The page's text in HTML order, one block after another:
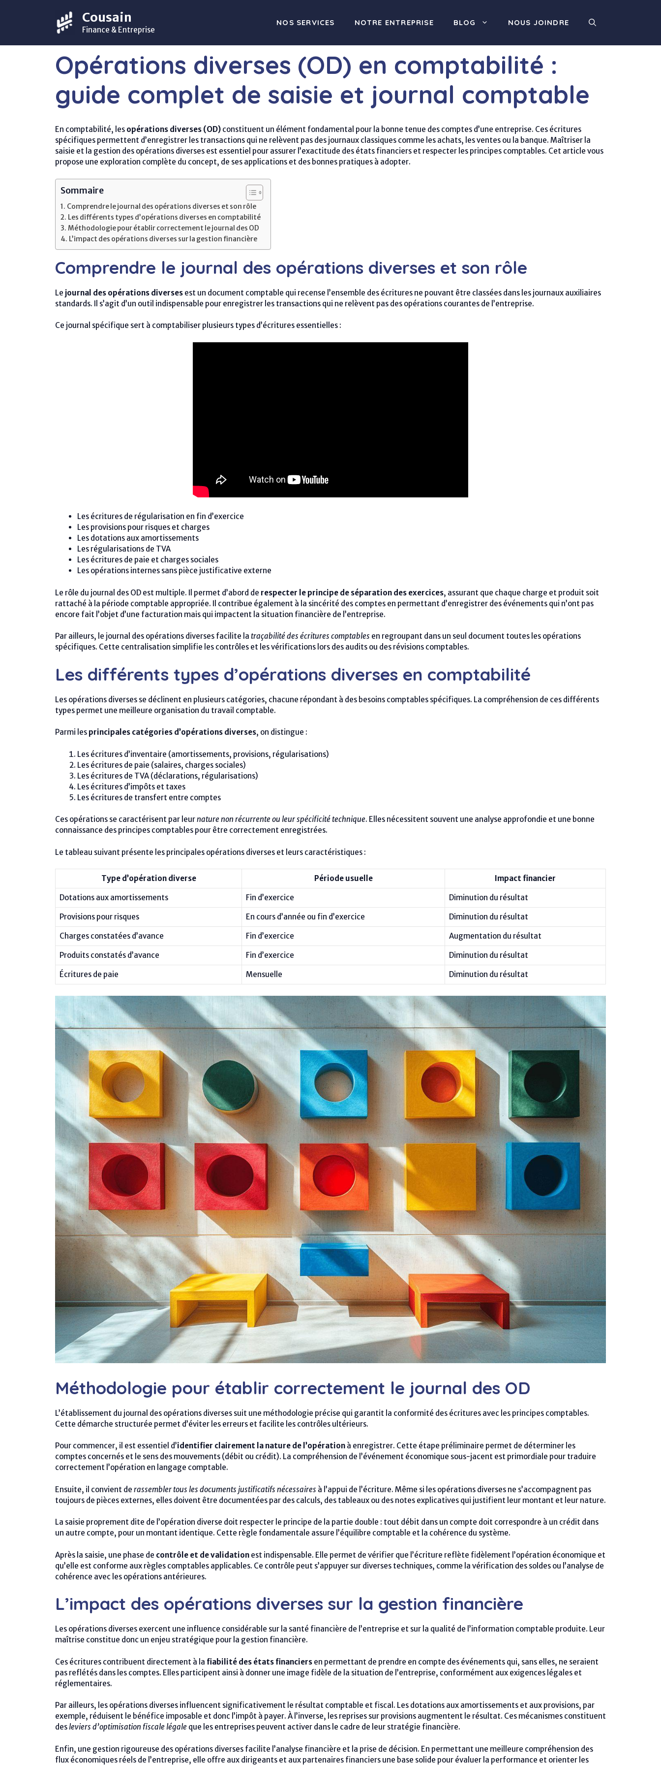
Cousain
Finance & Entreprise
NOS SERVICES NOTRE ENTREPRISE BLOG NOUS JOINDRE
Opérations diverses (OD) en comptabilité :
guide complet de saisie et journal comptable
En comptabilité, les opérations diverses (OD) constituent un élément fondamental pour la bonne tenue des comptes d’une entreprise. Ces écritures
spécifiques permettent d’enregistrer les transactions qui ne relèvent pas des journaux classiques comme les achats, les ventes ou la banque. Maîtriser la
saisie et la gestion des opérations diverses est essentiel pour assurer l’exactitude des états financiers et respecter les principes comptables. Cet article vous
propose une exploration complète du concept, de ses applications et des bonnes pratiques à adopter.
Sommaire
Comprendre le journal des opérations diverses et son rôle
Les différents types d’opérations diverses en comptabilité
Méthodologie pour établir correctement le journal des OD
L’impact des opérations diverses sur la gestion financière
Comprendre le journal des opérations diverses et son rôle
Le journal des opérations diverses est un document comptable qui recense l’ensemble des écritures ne pouvant être classées dans les journaux auxiliaires
standards. Il s’agit d’un outil indispensable pour enregistrer les transactions qui ne relèvent pas des opérations courantes de l’entreprise.
Ce journal spécifique sert à comptabiliser plusieurs types d’écritures essentielles :
Les écritures de régularisation en fin d’exercice
Les provisions pour risques et charges
Les dotations aux amortissements
Les régularisations de TVA
Les écritures de paie et charges sociales
Les opérations internes sans pièce justificative externe
Le rôle du journal des OD est multiple. Il permet d’abord de respecter le principe de séparation des exercices, assurant que chaque charge et produit soit
rattaché à la période comptable appropriée. Il contribue également à la sincérité des comptes en permettant d’enregistrer des événements qui n’ont pas
encore fait l’objet d’une facturation mais qui impactent la situation financière de l’entreprise.
Par ailleurs, le journal des opérations diverses facilite la traçabilité des écritures comptables en regroupant dans un seul document toutes les opérations
spécifiques. Cette centralisation simplifie les contrôles et les vérifications lors des audits ou des révisions comptables.
Les différents types d’opérations diverses en comptabilité
Les opérations diverses se déclinent en plusieurs catégories, chacune répondant à des besoins comptables spécifiques. La compréhension de ces différents
types permet une meilleure organisation du travail comptable.
Parmi les principales catégories d’opérations diverses, on distingue :
Les écritures d’inventaire (amortissements, provisions, régularisations)
Les écritures de paie (salaires, charges sociales)
Les écritures de TVA (déclarations, régularisations)
Les écritures d’impôts et taxes
Les écritures de transfert entre comptes
Ces opérations se caractérisent par leurnature non récurrente ou leur spécificité technique. Elles nécessitent souvent une analyse approfondie et une bonne
connaissance des principes comptables pour être correctement enregistrées.
Le tableau suivant présente les principales opérations diverses et leurs caractéristiques :
Type d’opération diverse Période usuelle Impact financier
Dotations aux amortissements Fin d’exercice Diminution du résultat
Provisions pour risques En cours d’année ou fin d’exercice Diminution du résultat
Charges constatées d’avance Fin d’exercice Augmentation du résultat
Produits constatés d’avance Fin d’exercice Diminution du résultat
Écritures de paie Mensuelle Diminution du résultat
Méthodologie pour établir correctement le journal des OD
L’établissement du journal des opérations diverses suit une méthodologie précise qui garantit la conformité des écritures avec les principes comptables.
Cette démarche structurée permet d’éviter les erreurs et facilite les contrôles ultérieurs.
Pour commencer, il est essentiel d’identifier clairement la nature de l’opération à enregistrer. Cette étape préliminaire permet de déterminer les
comptes concernés et le sens des mouvements (débit ou crédit). La compréhension de l’événement économique sous-jacent est primordiale pour traduire
correctement l’opération en langage comptable.
Ensuite, il convient de rassembler tous les documents justificatifs nécessaires à l’appui de l’écriture. Même si les opérations diverses ne s’accompagnent pas
toujours de pièces externes, elles doivent être documentées par des calculs, des tableaux ou des notes explicatives qui justifient leur montant et leur nature.
La saisie proprement dite de l’opération diverse doit respecter le principe de la partie double : tout débit dans un compte doit correspondre à un crédit dans
un autre compte, pour un montant identique. Cette règle fondamentale assure l’équilibre comptable et la cohérence du système.
Après la saisie, une phase de contrôle et de validation est indispensable. Elle permet de vérifier que l’écriture reflète fidèlement l’opération économique et
qu’elle est conforme aux règles comptables applicables. Ce contrôle peut s’appuyer sur diverses techniques, comme la vérification des soldes ou l’analyse de
cohérence avec les opérations antérieures.
L’impact des opérations diverses sur la gestion financière
Les opérations diverses exercent une influence considérable sur la santé financière de l’entreprise et sur la qualité de l’information comptable produite. Leur
maîtrise constitue donc un enjeu stratégique pour la gestion financière.
Ces écritures contribuent directement à la fiabilité des états financiers en permettant de prendre en compte des événements qui, sans elles, ne seraient
pas reflétés dans les comptes. Elles participent ainsi à donner une image fidèle de la situation de l’entreprise, conformément aux exigences légales et
réglementaires.
Par ailleurs, les opérations diverses influencent significativement le résultat comptable et fiscal. Les dotations aux amortissements et aux provisions, par
exemple, réduisent le bénéfice imposable et donc l’impôt à payer. À l’inverse, les reprises sur provisions augmentent le résultat. Ces mécanismes constituent
des leviers d’optimisation fiscale légale que les entreprises peuvent activer dans le cadre de leur stratégie financière.
Enfin, une gestion rigoureuse des opérations diverses facilite l’analyse financière et la prise de décision. En permettant une meilleure compréhension des
flux économiques réels de l’entreprise, elle offre aux dirigeants et aux partenaires financiers une base solide pour évaluer la performance et orienter les